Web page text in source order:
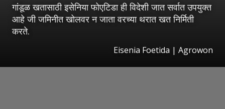
गांडूळ खतासाठी इसेनिया फोएटिडा ही विदेशी जात सर्वात उपयुक्त
आहे जी जमिनीत खोलवर न जाता वरच्या थरात खत निर्मिती
करते.
Eisenia Foetida | Agrowon